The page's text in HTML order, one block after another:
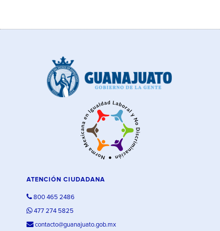
ATENCIÓN CIUDADANA
800 465 2486
477 274 5825
contacto@guanajuato.gob.mx